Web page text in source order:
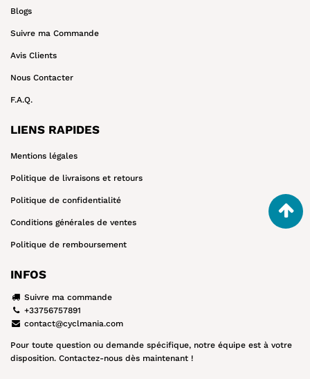
Blogs
Suivre ma Commande
Avis Clients
Nous Contacter
F.A.Q.
LIENS RAPIDES
Mentions légales
Politique de livraisons et retours
Politique de confidentialité
Conditions générales de ventes
Politique de remboursement
INFOS
Suivre ma commande
+33756757891
contact@cyclmania.com
Pour toute question ou demande spécifique, notre équipe est à votre
disposition. Contactez-nous dès maintenant !